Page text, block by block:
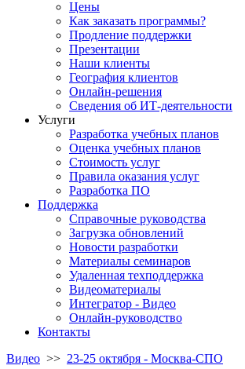
Цены
Как заказать программы?
Продление поддержки
Презентации
Наши клиенты
География клиентов
Онлайн-решения
Сведения об ИТ-деятельности
Услуги
Разработка учебных планов
Оценка учебных планов
Стоимость услуг
Правила оказания услуг
Разработка ПО
Поддержка
Справочные руководства
Загрузка обновлений
Новости разработки
Материалы семинаров
Удаленная техподдержка
Видеоматериалы
Интегратор - Видео
Онлайн-руководство
Контакты
Видео >> 23-25 октября - Москва-СПО